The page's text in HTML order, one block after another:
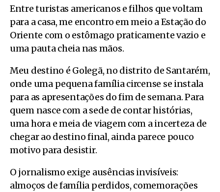
Entre turistas americanos e filhos que voltam
para a casa, me encontro em meio a Estação do
Oriente com o estômago praticamente vazio e
uma pauta cheia nas mãos.
Meu destino é Golegã, no distrito de Santarém,
onde uma pequena família circense se instala
para as apresentações do fim de semana. Para
quem nasce com a sede de contar histórias,
uma hora e meia de viagem com a incerteza de
chegar ao destino final, ainda parece pouco
motivo para desistir.
O jornalismo exige ausências invisíveis:
almoços de família perdidos, comemorações